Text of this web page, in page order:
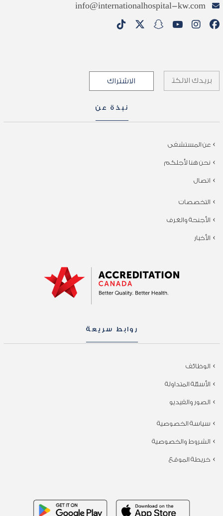
info@internationalhospital-kw.com
نبذة عن
عن المستشفى
نحن هنا لأجلكم
اتصال
التخصصات
الأجنحة والغرف
الأخبار
روابط سريعة
الوظائف
الأسئلة المتداولة
الصور والفيديو
سياسة الخصوصية
الشروط والخصوصية
خريطة الموقع